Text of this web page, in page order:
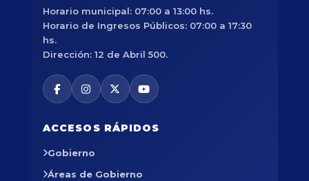
Horario municipal: 07:00 a 13:00 hs.
Horario de Ingresos Públicos: 07:00 a 17:30
hs.
Dirección: 12 de Abril 500.
ACCESOS RÁPIDOS
Gobierno
Áreas de Gobierno